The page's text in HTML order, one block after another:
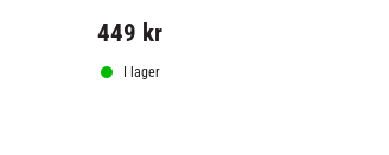
449 kr
I lager